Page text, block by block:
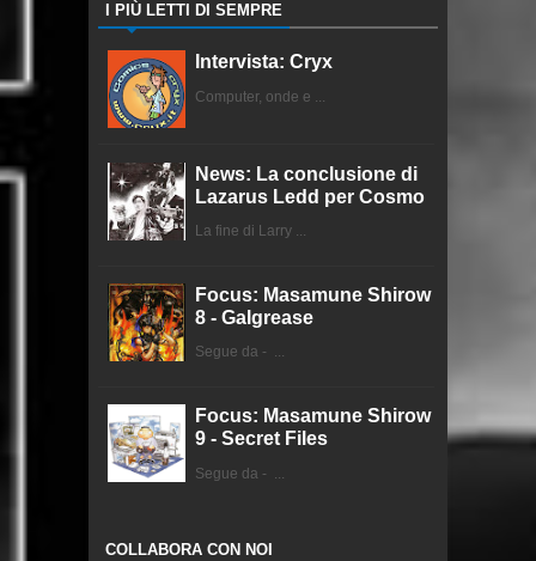
I PIÙ LETTI DI SEMPRE
Intervista: Cryx
Computer, onde e ...
News: La conclusione di
Lazarus Ledd per Cosmo
La fine di Larry ...
Focus: Masamune Shirow
8 - Galgrease
Segue da - ...
Focus: Masamune Shirow
9 - Secret Files
Segue da - ...
COLLABORA CON NOI